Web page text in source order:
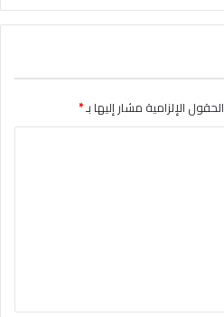
الحقول الإلزامية مشار إليها بـ*